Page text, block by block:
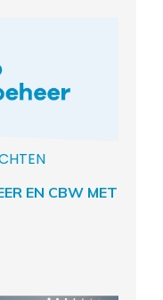
EN CBW MET